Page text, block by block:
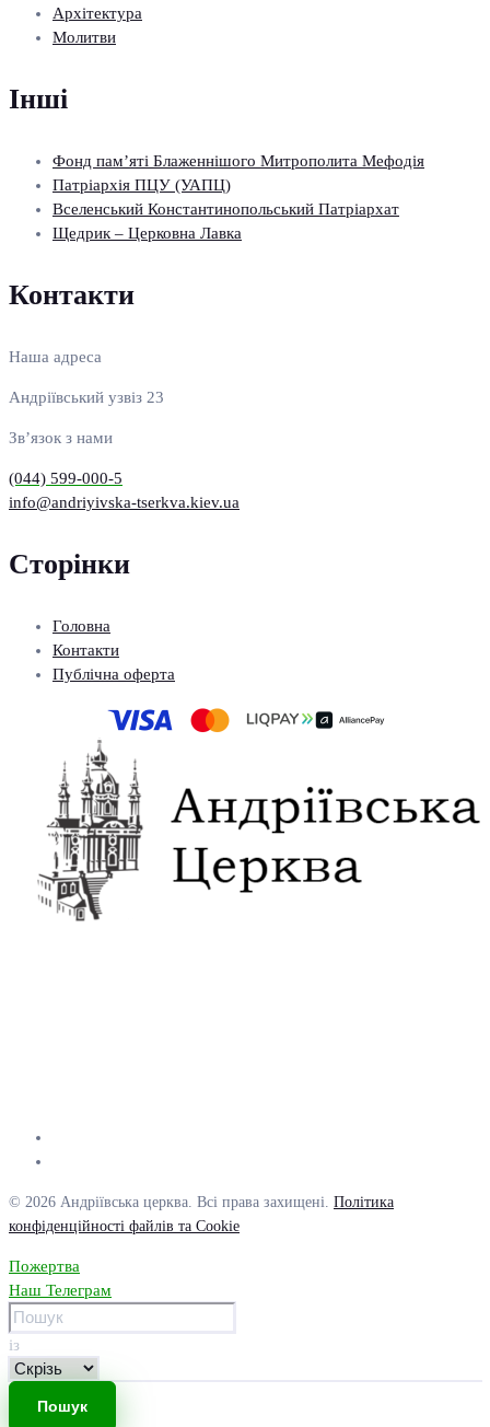
Архітектура
Молитви
Інші
Фонд пам’яті Блаженнішого Митрополита Мефодія
Патріархія ПЦУ (УАПЦ)
Вселенський Константинопольський Патріархат
Щедрик – Церковна Лавка
Контакти
Наша адреса
Андріївський узвіз 23
Зв’язок з нами
(044) 599-000-5
info@andriyivska-tserkva.kiev.ua
Сторінки
Головна
Контакти
Публічна оферта
© 2026 Андріївська церква. Всі права захищені. Політика
конфіденційності файлів та Cookie
Пожертва
Наш Телеграм
із